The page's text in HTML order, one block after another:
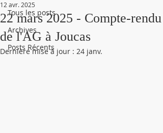
Tous les posts
Archives
Posts Récents
22 mars 2025 - Compte-rendu
de l'AG à Joucas
12 avr. 2025
Dernière mise à jour : 24 janv.